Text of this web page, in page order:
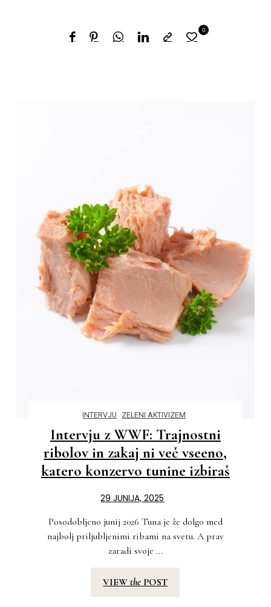
0
INTERVJU ZELENI AKTIVIZEM
Intervju z WWF: Trajnostni
ribolov in zakaj ni več vseeno,
katero konzervo tunine izbiraš
29 JUNIJA, 2025
Posodobljeno junij 2026 Tuna je že dolgo med
najbolj priljubljenimi ribami na svetu. A prav
zaradi svoje ...
VIEWthe POST